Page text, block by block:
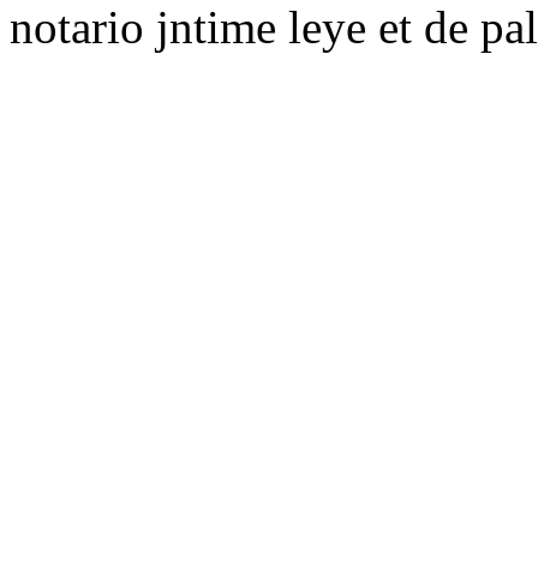
notario jntime leye et de